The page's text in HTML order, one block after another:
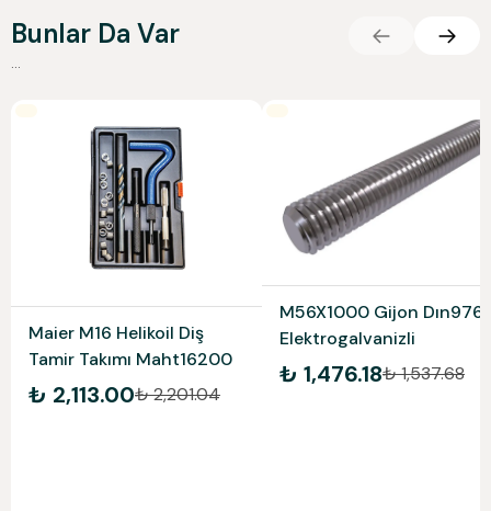
Bunlar Da Var
...
Maier M16 Helikoil Diş
Tamir Takımı Maht16200
₺ 2,113.00₺ 2,201.04
M56X1000 Gijon Dın976
Elektrogalvanizli
₺ 1,476.18₺ 1,537.68